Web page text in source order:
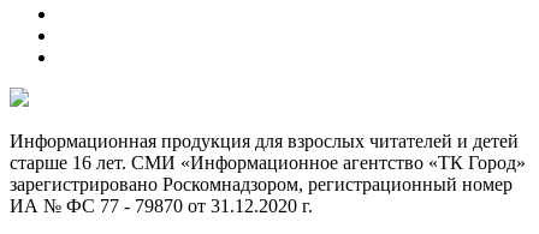
Информационная продукция для взрослых читателей и детей
старше 16 лет. СМИ «Информационное агентство «ТК Город»
зарегистрировано Роскомнадзором, регистрационный номер
ИА № ФС 77 - 79870 от 31.12.2020 г.